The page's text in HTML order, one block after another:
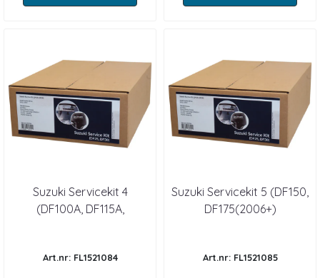
Suzuki Servicekit 4
(DF100A, DF115A,
Art.nr: FL1521084
Suzuki Servicekit 5 (DF150,
DF175(2006+)
Art.nr: FL1521085